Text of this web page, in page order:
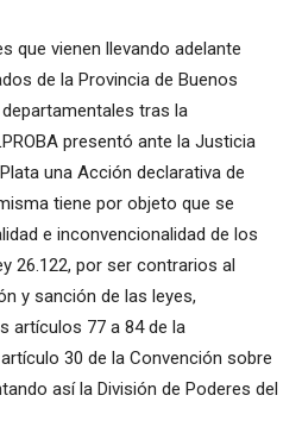
que vienen llevando adelante
de la Provincia de Buenos
tras la
presentó ante la Justicia
una Acción declarativa de
tiene por objeto que se
e inconvencionalidad de los
26.122, por ser contrarios al
y sanción de las leyes,
artículos 77 a 84 de la
30 de la Convención sobre
así la División de Poderes del